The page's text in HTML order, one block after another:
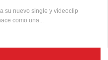
su nuevo single y videoclip
como una...